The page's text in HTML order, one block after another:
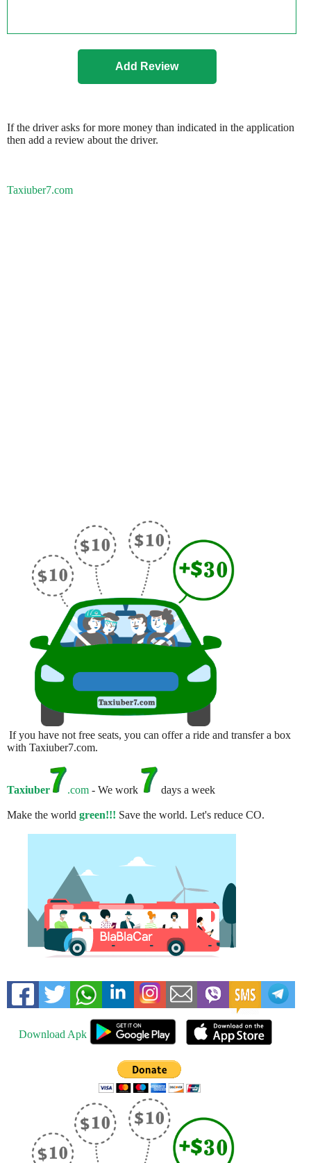
If the driver asks for more money than indicated in the application
then add a review about the driver.
Taxiuber7.com
If you have not free seats, you can offer a ride and transfer a box
with Taxiuber7.com.
Taxiuber .com - We work days a week
Make the world green!!! Save the world. Let's reduce CO.
Download Apk